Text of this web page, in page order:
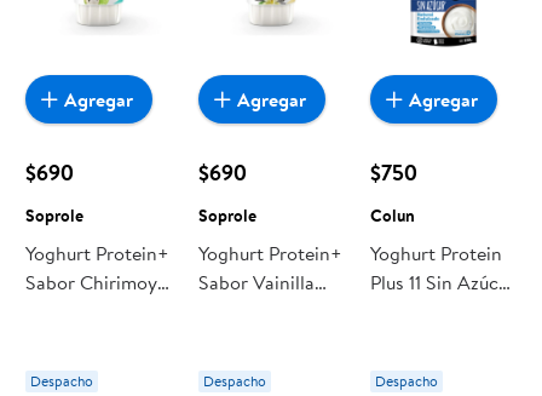
$690
Soprole
Yoghurt Protein+
Sabor Chirimoya
Despacho
Agregar
$690
Soprole
Yoghurt Protein+
Sabor Vainilla
Despacho
Agregar
$750
Colun
Yoghurt Protein
Plus 11 Sin Azúcar
Despacho
Agregar